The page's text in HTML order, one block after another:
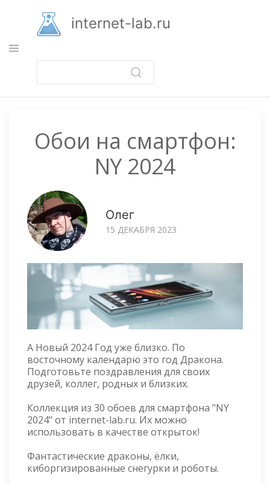
основному
содержанию
internet-lab.ru
Обои на смартфон:
NY 2024
Олег
15 ДЕКАБРЯ 2023
А Новый 2024 Год уже близко. По
восточному календарю это год Дракона.
Подготовьте поздравления для своих
друзей, коллег, родных и близких.
Коллекция из 30 обоев для смартфона "NY
2024" от internet-lab.ru. Их можно
использовать в качестве открыток!
Фантастические драконы, ёлки,
киборгизированные снегурки и роботы.